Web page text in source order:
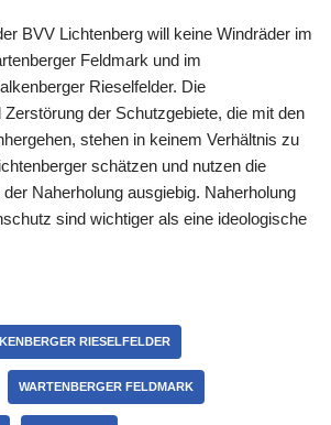
BVV Lichtenberg will keine Windräder im
Feldmark und im
Rieselfelder. Die
der Schutzgebiete, die mit den
stehen in keinem Verhältnis zu
schätzen und nutzen die
Naherholung ausgiebig. Naherholung
sind wichtiger als eine ideologische
RIESELFELDER
WARTENBERGER FELDMARK